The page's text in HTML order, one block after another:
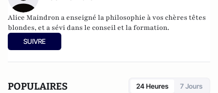
Alice Maindron a enseigné la philosophie à vos chères têtes
blondes, et a sévi dans le conseil et la formation.
SUIVRE
POPULAIRES 24 Heures 7 Jours